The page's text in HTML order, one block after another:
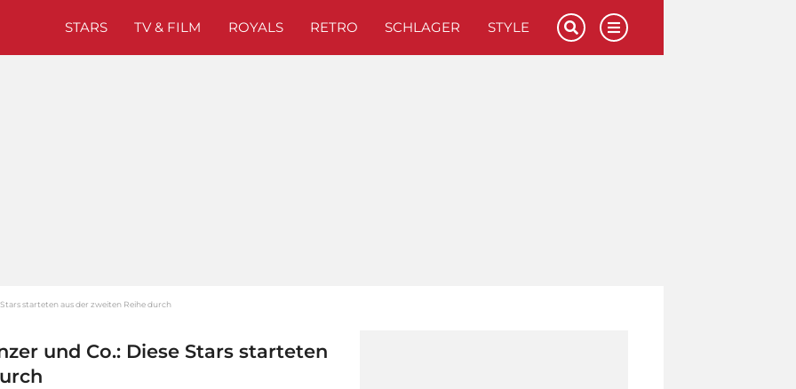
STARS TV & FILM ROYALS RETRO SCHLAGER STYLE
starteten aus der zweiten Reihe durch
und Co.: Diese Stars starteten